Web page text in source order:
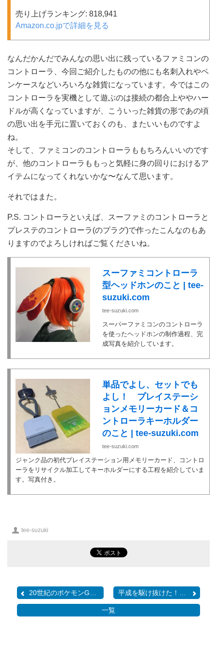
売り上げランキング: 818,941
Amazon.co.jpで詳細を見る
なんだかんだでみんなの思い出に残っているファミコンの
コントローラ、今回ご紹介したものの他にも名刺入れやペ
ンケースなどいろいろな雑貨になっています。今ではこの
コントローラを実機として遊ぶのは接続の都合上ややハー
ドルが高くなっていますが、こういった雑貨の形であの頃
の思い出を手元に置いておくのも、またいいものですよ
ね。
そして、ファミコンのコントローラももちろんいいのです
が、他のコントローラももっと気軽に身の回りにおけるア
イテムになってくれないかな〜なんて思います。
それではまた。
P.S. コントローラといえば、スーファミのコントローラと
プレステのコントローラ(のプラグ)で作ったこんなのもあ
りますのでよろしければご覧くださいね。
スーファミコントローラ
型ヘッドホンのこと | tee-
suzuki.com
tee-suzuki.com
スーパーファミコンのコントローラ
を使ったヘッドホンの制作過程、完
成写真を紹介しています。
単品でよし、セットでも
よし！ プレイステーシ
ョンメモリーカード＆コ
ントローラキーホルダー
のこと | tee-suzuki.com
tee-suzuki.com
ジャンク品の初代プレイステーション用メモリーカード、コントロ
ーラをリサイクル加工してキーホルダーにする工程を紹介していま
す。写真付き。
tee-suzuki
20世紀のポケモンGO(?) ポ...
一覧